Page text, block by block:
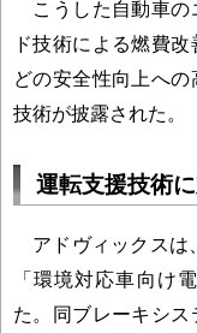
こうした自動車の
ド技術による燃費
どの安全性向上への
技術が披露された。
運転支援技術
アドヴィックスは
「環境対応車向け
た。同ブレーキシ